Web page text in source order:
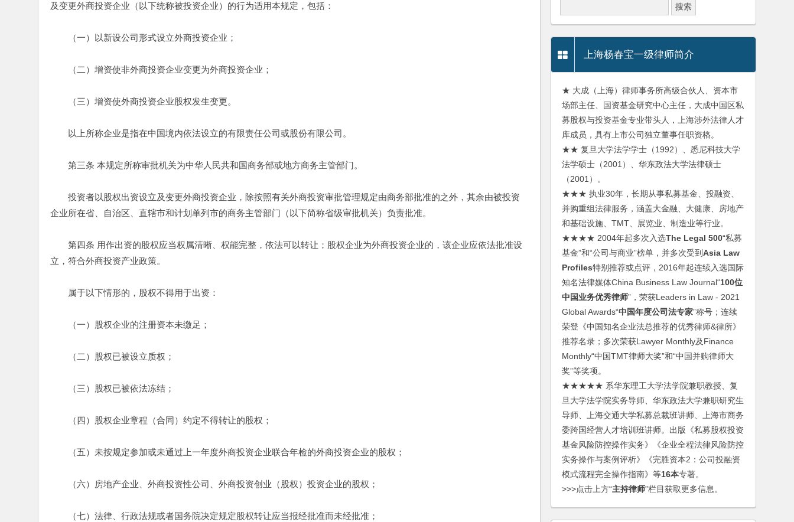
及变更外商投资企业（以下统称被投资企业）的行为适用本规定，包括：
（一）以新设公司形式设立外商投资企业；
（二）增资使非外商投资企业变更为外商投资企业；
（三）增资使外商投资企业股权发生变更。
以上所称企业是指在中国境内依法设立的有限责任公司或股份有限公司。
第三条 本规定所称审批机关为中华人民共和国商务部或地方商务主管部门。
投资者以股权出资设立及变更外商投资企业，除按照有关外商投资审批管理规定由商务部批准的之外，其余由被投资
企业所在省、自治区、直辖市和计划单列市的商务主管部门（以下简称省级审批机关）负责批准。
第四条 用作出资的股权应当权属清晰、权能完整，依法可以转让；股权企业为外商投资企业的，该企业应依法批准设
立，符合外商投资产业政策。
属于以下情形的，股权不得用于出资：
（一）股权企业的注册资本未缴足；
（二）股权已被设立质权；
（三）股权已被依法冻结；
（四）股权企业章程（合同）约定不得转让的股权；
（五）未按规定参加或未通过上一年度外商投资企业联合年检的外商投资企业的股权；
（六）房地产企业、外商投资性公司、外商投资创业（股权）投资企业的股权；
（七）法律、行政法规或者国务院决定规定股权转让应当报经批准而未经批准；
上海杨春宝一级律师简介
★ 大成（上海）律师事务所高级合伙人、资本市
场部主任、国资基金研究中心主任，大成中国区私
募股权与投资基金专业带头人，上海涉外法律人才
库成员，具有上市公司独立董事任职资格。
★★ 复旦大学法学学士（1992）、悉尼科技大学
法学硕士（2001）、华东政法大学法律硕士
（2001）。
★★★ 执业30年，长期从事私募基金、投融资、
并购重组法律服务，涵盖大金融、大健康、房地产
和基础设施、TMT、展览业、制造业等行业。
★★★★ 2004年起多次入选The Legal 500“私募
基金”和“公司与商业”榜单，并多次受到Asia Law
Profiles特别推荐或点评，2016年起连续入选国际
知名法律媒体China Business Law Journal“100位
中国业务优秀律师”，荣获Leaders in Law - 2021
Global Awards“中国年度公司法专家”称号；连续
荣登《中国知名企业法总推荐的优秀律师&律所》
推荐名录；多次荣获Lawyer Monthly及Finance
Monthly“中国TMT律师大奖”和“中国并购律师大
奖”等奖项。
★★★★★ 系华东理工大学法学院兼职教授、复
旦大学法学院实务导师、华东政法大学兼职研究生
导师、上海交通大学私募总裁班讲师、上海市商务
委跨国经营人才培训班讲师。出版《私募股权投资
基金风险防控操作实务》《企业全程法律风险防控
实务操作与案例评析》《完胜资本2：公司投融资
模式流程完全操作指南》等16本专著。
>>>点击上方“主持律师”栏目获取更多信息。